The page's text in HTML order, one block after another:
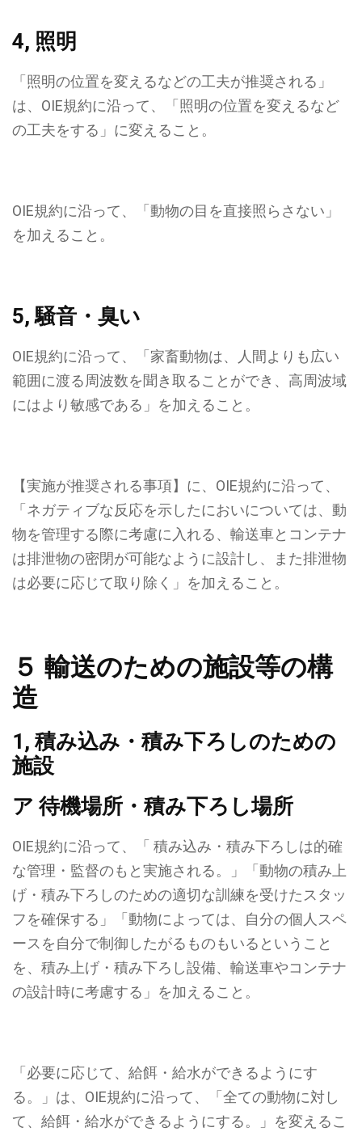
4, 照明
「 照明の位置を変えるなどの工夫が推奨される」
は、OIE規約に沿って、「 照明の位置を変えるなど
の工夫をする 」に変えること。
OIE規約に沿って、
「動物の目を直接照らさない」
を加えること。
5, 騒音・臭い
OIE規約に沿って、
「家畜動物は、人間よりも広い
範囲に渡る周波数を聞き取ることができ、高周波域
にはより敏感である」を加えること。
【実施が推奨される事項】に、OIE規約に沿って、
「ネガティブな反応を示したにおいについては、動
物を管理する際に考慮に入れる、輸送車とコンテナ
は排泄物の密閉が可能なように設計し、また排泄物
は必要に応じて取り除く」 を加えること。
５ 輸送のための施設等の構
造
1, 積み込み・積み下ろしのための
施設
ア 待機場所・積み下ろし場所
OIE規約に沿って、
「 積み込み・積み下ろしは的確
な管理・監督のもと実施される。」「動物の積み上
げ・積み下ろしのための適切な訓練を受けたスタッ
フを確保する」「動物によっては、自分の個人スペ
ースを自分で制御したがるものもいるということ
を、積み上げ・積み下ろし設備、輸送車やコンテナ
の設計時に考慮する」 を加えること。
「必要に応じて、給餌・給水ができるようにす
る。」は、OIE規約に沿って、
「全ての動物に対し
て、 給餌・給水ができるようにする。」を変えるこ